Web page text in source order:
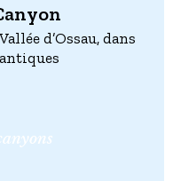
d’Ossau, dans